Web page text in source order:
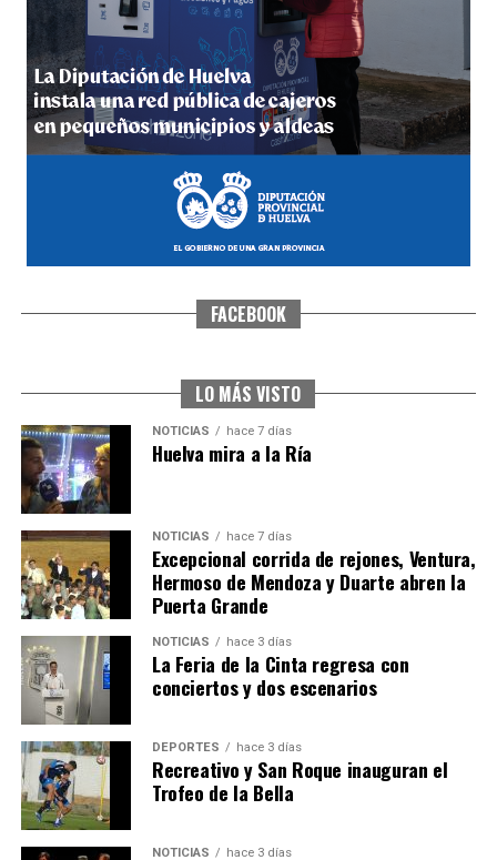
5º DÍA DE LAS FIESTAS COLOMBINAS 2026
hace 1 semana·Huelvatv
CUARTA CORRIDA DE LAS FIESTAS COLOMBINAS
Huelvatv
4º DÍA DE LAS FIESTAS COLOMBINAS 2026
hace 1 semana · Huelvatv
FACEBOOK
LO MÁS VISTO
NOTICIAS hace 7 días
Huelva mira a la Ría
NOTICIAS hace 7 días
Excepcional corrida de rejones, Ventura,
Hermoso de Mendoza y Duarte abren la
Puerta Grande
NOTICIAS hace 3 días
La Feria de la Cinta regresa con
conciertos y dos escenarios
DEPORTES hace 3 días
Recreativo y San Roque inauguran el
Trofeo de la Bella
NOTICIAS hace 3 días